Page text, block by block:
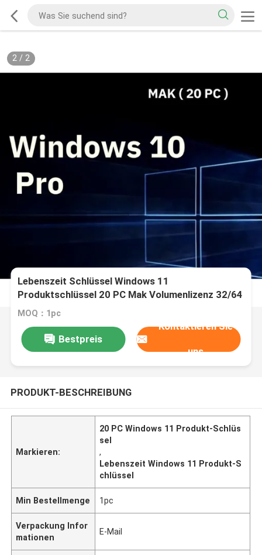
2/ 2
Lebenszeit Schlüssel Windows 11
Produktschlüssel 20 PC Mak Volumenlizenz 32/64
Bit
MOQ：1pc
Bestpreis
Kontaktieren Sie
uns
PRODUKT-BESCHREIBUNG
Markieren:
20 PC Windows 11 Produkt-Schlüs
sel
,
Lebenszeit Windows 11 Produkt-S
chlüssel
Min Bestellmenge 1pc
Verpackung Infor
mationen
E-Mail